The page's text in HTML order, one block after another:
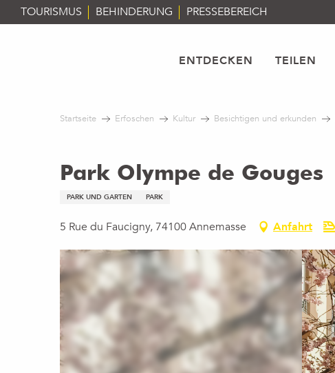
Aller
au
TOURISMUS BEHINDERUNG PRESSEBEREICH
ENTDECKEN TEILEN
Startseite Erfoschen Kultur Besichtigen und erkunden
Park Olympe de Gouges
PARK UND GARTEN PARK
5 Rue du Faucigny, 74100 Annemasse Anfahrt